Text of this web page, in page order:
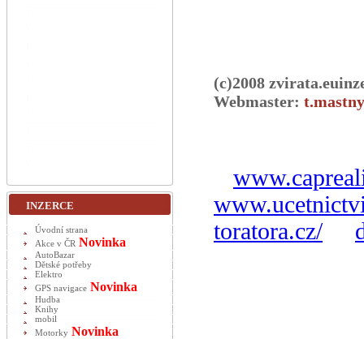
(c)2008
Webmaster:
toratora.cz/
INZERCE
Úvodní strana
Akce v ČR Novinka
AutoBazar
Dětské potřeby
Elektro
GPS navigace Novinka
Hudba
Knihy
mobil
Motorky Novinka